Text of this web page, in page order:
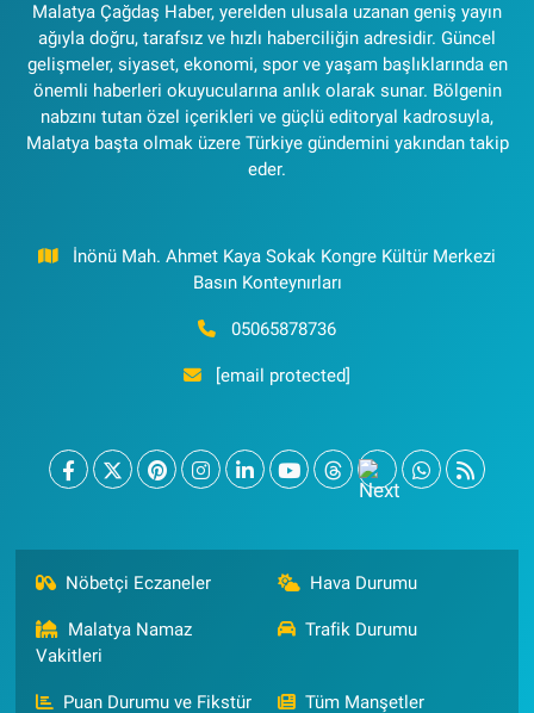
Malatya Çağdaş Haber, yerelden ulusala uzanan geniş yayın
ağıyla doğru, tarafsız ve hızlı haberciliğin adresidir. Güncel
gelişmeler, siyaset, ekonomi, spor ve yaşam başlıklarında en
önemli haberleri okuyucularına anlık olarak sunar. Bölgenin
nabzını tutan özel içerikleri ve güçlü editoryal kadrosuyla,
Malatya başta olmak üzere Türkiye gündemini yakından takip
eder.
İnönü Mah. Ahmet Kaya Sokak Kongre Kültür Merkezi
Basın Konteynırları
05065878736
[email protected]
Nöbetçi Eczaneler Hava Durumu
Malatya Namaz
Vakitleri
Trafik Durumu
Puan Durumu ve Fikstür Tüm Manşetler